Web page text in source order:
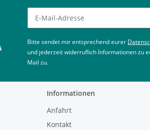
Newsletter abonnieren
Bitte sendet mir entsprechend eurer
und jederzeit widerruflich Informationen zu
Mail zu.
Informationen
Anfahrt
Kontakt